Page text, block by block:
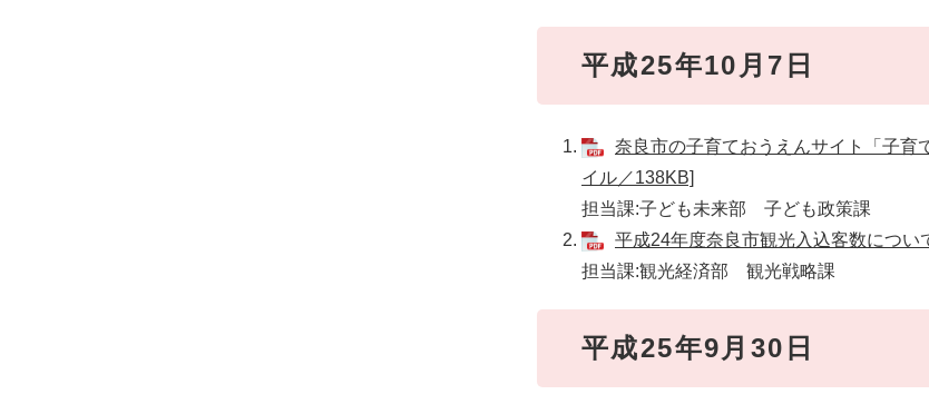
平成25年10月7日
奈良市の子育ておうえんサイト「子育
イル／138KB]
担当課:子ども未来部 子ども政策課
平成24年度奈良市観光入込客数につい
担当課:観光経済部 観光戦略課
平成25年9月30日